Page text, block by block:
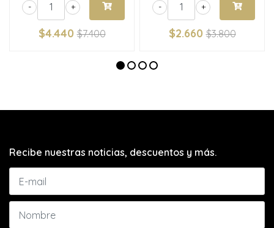
+
-
$4.440 $7.400
+
-
$2.660 $3.800
Recibe nuestras noticias, descuentos y más.